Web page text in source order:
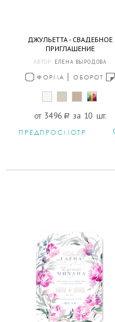
ДЖУЛЬЕТТА - СВАДЕБНОЕ
ПРИГЛАШЕНИЕ
АВТОР: ЕЛЕНА ВЫРОДОВА
ФОРМА ОБОРОТ
от 3496 a за 10 шт.
ПРЕДПРОСМОТР